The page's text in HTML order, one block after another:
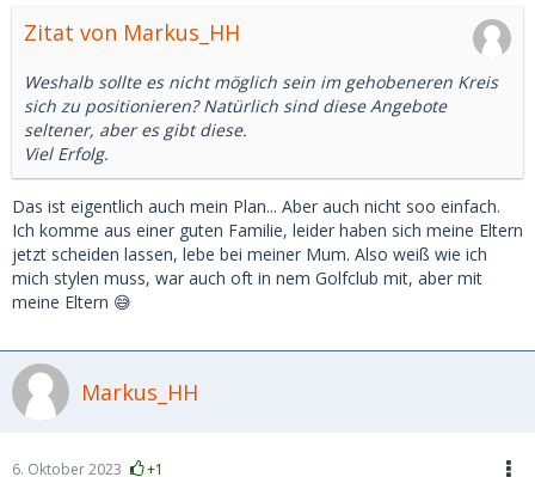
Zitat von Markus_HH
Weshalb sollte es nicht möglich sein im gehobeneren Kreis
sich zu positionieren? Natürlich sind diese Angebote
seltener, aber es gibt diese.
Viel Erfolg.
Das ist eigentlich auch mein Plan... Aber auch nicht soo einfach.
Ich komme aus einer guten Familie, leider haben sich meine Eltern
jetzt scheiden lassen, lebe bei meiner Mum. Also weiß wie ich
mich stylen muss, war auch oft in nem Golfclub mit, aber mit
meine Eltern 😅
Markus_HH
6. Oktober 2023 +1